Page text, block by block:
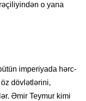
o yana
imperiyada hərc-
dövlətlərini,
Əmir Teymur kimi